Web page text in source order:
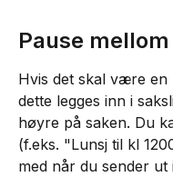
Pause
Hvis det skal være en
dette legges inn i
høyre på saken. Du
(f.eks. "Lunsj til kl
med når du sender ut